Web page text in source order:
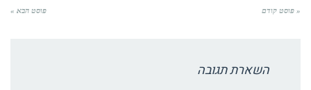
« פוסט קודם פוסט הבא »
השארת תגובה